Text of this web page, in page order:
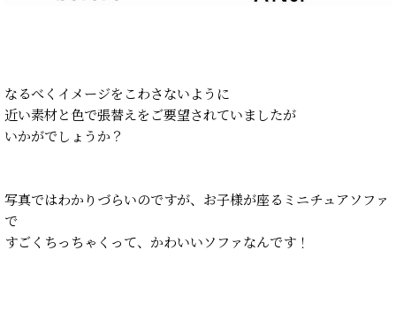
なるべくイメージをこわさないように
近い素材と色で張替えをご要望されていましたが
いかがでしょうか？
写真ではわかりづらいのですが、お子様が座るミニチュアソファ
で
すごくちっちゃくって、かわいいソファなんです！